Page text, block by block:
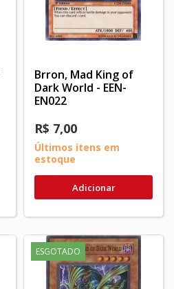
Brron, Mad King of
Dark World - EEN-
EN022
R$ 7,00
Últimos itens em
estoque
Adicionar
ESGOTADO